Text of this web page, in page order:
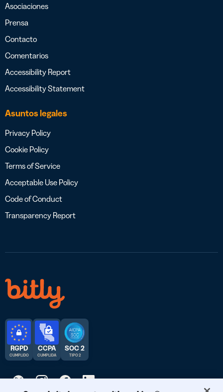
Asociaciones
Prensa
Contacto
Comentarios
Accessibility Report
Accessibility Statement
Asuntos legales
Privacy Policy
Cookie Policy
Terms of Service
Acceptable Use Policy
Code of Conduct
Transparency Report
RGPD
CUMPLIDO
CCPA
CUMPLIDA
SOC 2
TIPO 2